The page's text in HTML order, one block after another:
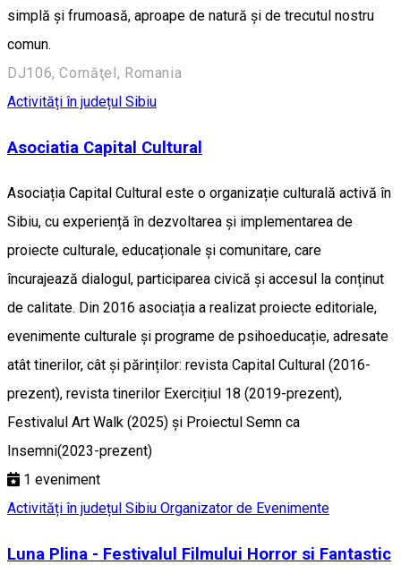
simplă și frumoasă, aproape de natură și de trecutul nostru
comun.
DJ106, Cornăţel, Romania
Activități în județul Sibiu
Asociatia Capital Cultural
Asociația Capital Cultural este o organizație culturală activă în
Sibiu, cu experiență în dezvoltarea și implementarea de
proiecte culturale, educaționale și comunitare, care
încurajează dialogul, participarea civică și accesul la conținut
de calitate. Din 2016 asociația a realizat proiecte editoriale,
evenimente culturale și programe de psihoeducație, adresate
atât tinerilor, cât și părinților: revista Capital Cultural (2016-
prezent), revista tinerilor Exercițiul 18 (2019-prezent),
Festivalul Art Walk (2025) și Proiectul Semn ca
Insemni(2023-prezent)
1 eveniment
Activități în județul Sibiu Organizator de Evenimente
Luna Plina - Festivalul Filmului Horror si Fantastic